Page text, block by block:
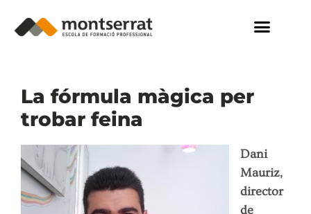
La fórmula màgica per
trobar feina
Dani
Mauriz,
director
de